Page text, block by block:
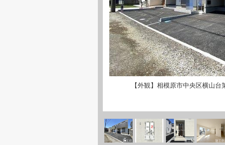
【外観】相模原市中央区横山